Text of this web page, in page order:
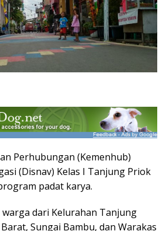
Perhubungan (Kemenhub)
(Disnav) Kelas I Tanjung Priok
padat karya.
dari Kelurahan Tanjung
Sungai Bambu, dan Warakas